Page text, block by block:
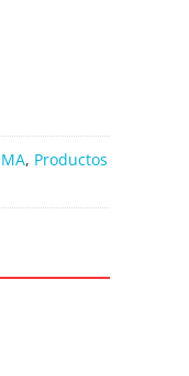
, Productos